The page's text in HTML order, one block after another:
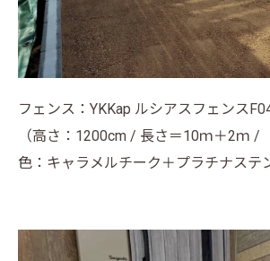
フェンス：YKKap ルシアスフェンス
（高さ：1200cm / 長さ＝10ｍ＋2ｍ /
色：キャラメルチーク＋プラチナステ